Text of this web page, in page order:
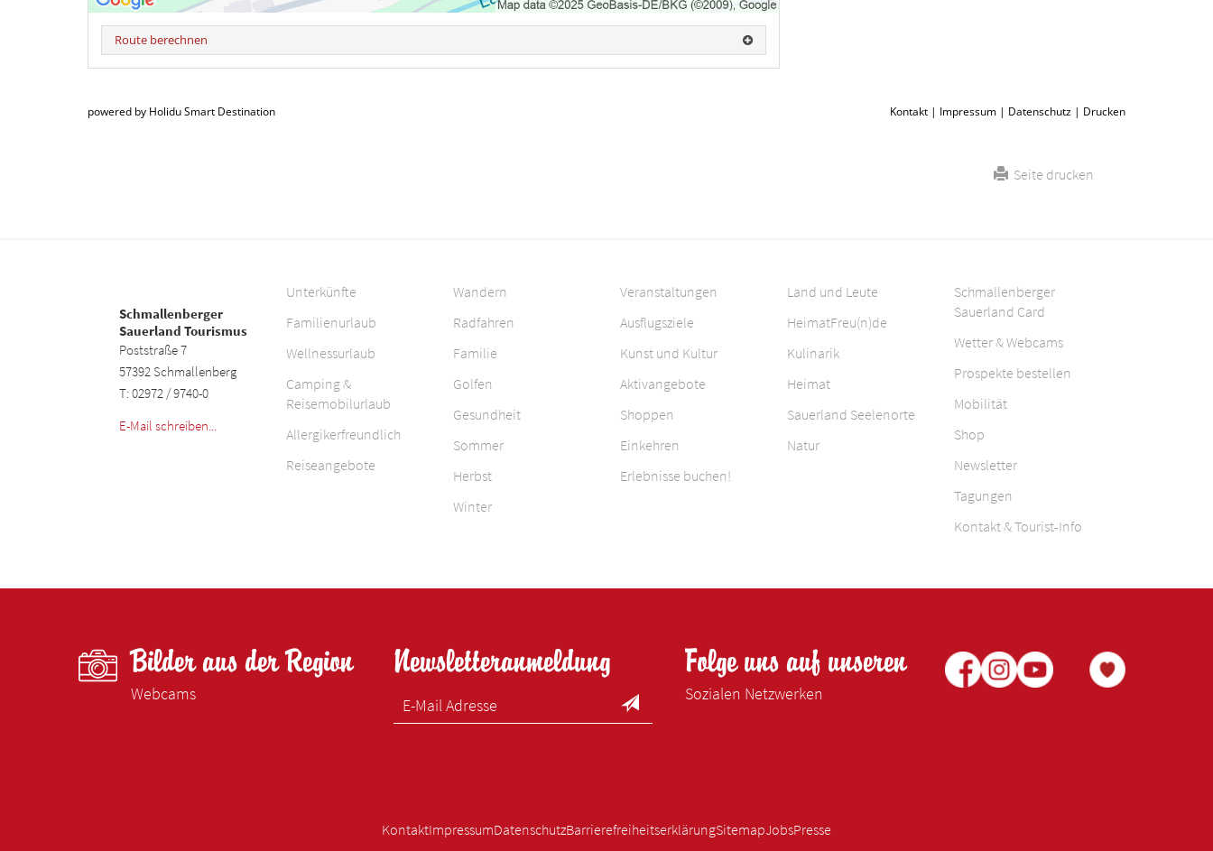
Route berechnen
Kontakt | Impressum | Datenschutz | Drucken
powered by Holidu Smart Destination
Seite drucken
Schmallenberger
Sauerland Tourismus
Poststraße 7
57392 Schmallenberg
T: 02972 / 9740-0
E-Mail schreiben...
Unterkünfte
Familienurlaub
Wellnessurlaub
Camping &
Reisemobilurlaub
Allergikerfreundlich
Reiseangebote
Wandern
Radfahren
Familie
Golfen
Gesundheit
Sommer
Herbst
Winter
Veranstaltungen
Ausflugsziele
Kunst und Kultur
Aktivangebote
Shoppen
Einkehren
Erlebnisse buchen!
Land und Leute
HeimatFreu(n)de
Kulinarik
Heimat
Sauerland Seelenorte
Natur
Schmallenberger
Sauerland Card
Wetter & Webcams
Prospekte bestellen
Mobilität
Shop
Newsletter
Tagungen
Kontakt & Tourist-Info
Bilder aus der Region
Webcams
Newsletteranmeldung Folge uns auf unseren
Sozialen Netzwerken
KontaktImpressumDatenschutzBarrierefreiheitserklärungSitemapJobsPresse